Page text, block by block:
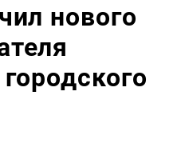
нового